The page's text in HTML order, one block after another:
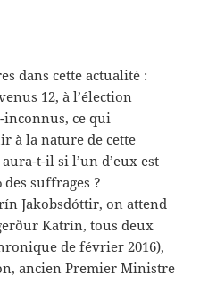
dans cette actualité :
12, à l’élection
ce qui
à la nature de cette
t-il si l’un d’eux est
des suffrages ?
Jakobsdóttir, on attend
Katrín, tous deux
de février 2016),
ancien Premier Ministre